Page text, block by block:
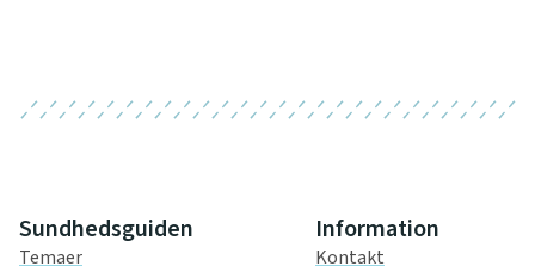
Sundhedsguiden
Temaer
Information
Kontakt